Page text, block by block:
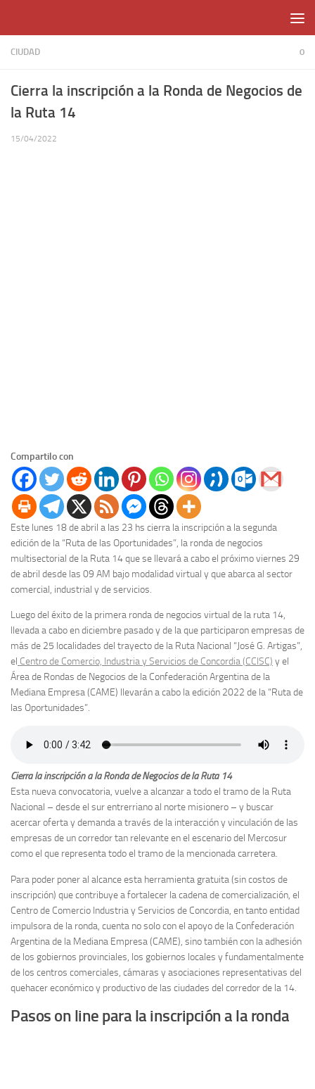
CIUDAD 0
Cierra la inscripción a la Ronda de Negocios de
la Ruta 14
15/04/2022
Compartilo con
Este lunes 18 de abril a las 23 hs cierra la inscripción a la segunda
edición de la “Ruta de las Oportunidades”, la ronda de negocios
multisectorial de la Ruta 14 que se llevará a cabo el próximo viernes 29
de abril desde las 09 AM bajo modalidad virtual y que abarca al sector
comercial, industrial y de servicios.
Luego del éxito de la primera ronda de negocios virtual de la ruta 14,
llevada a cabo en diciembre pasado y de la que participaron empresas de
más de 25 localidades del trayecto de la Ruta Nacional “José G. Artigas”,
el Centro de Comercio, Industria y Servicios de Concordia (CCISC) y el
Área de Rondas de Negocios de la Confederación Argentina de la
Mediana Empresa (CAME) llevarán a cabo la edición 2022 de la “Ruta de
las Oportunidades”.
Cierra la inscripción a la Ronda de Negocios de la Ruta 14
Esta nueva convocatoria, vuelve a alcanzar a todo el tramo de la Ruta
Nacional – desde el sur entrerriano al norte misionero – y buscar
acercar oferta y demanda a través de la interacción y vinculación de las
empresas de un corredor tan relevante en el escenario del Mercosur
como el que representa todo el tramo de la mencionada carretera.
Para poder poner al alcance esta herramienta gratuita (sin costos de
inscripción) que contribuye a fortalecer la cadena de comercialización, el
Centro de Comercio Industria y Servicios de Concordia, en tanto entidad
impulsora de la ronda, cuenta no solo con el apoyo de la Confederación
Argentina de la Mediana Empresa (CAME), sino también con la adhesión
de los gobiernos provinciales, los gobiernos locales y fundamentalmente
de los centros comerciales, cámaras y asociaciones representativas del
quehacer económico y productivo de las ciudades del corredor de la 14.
Pasos on line para la inscripción a la ronda